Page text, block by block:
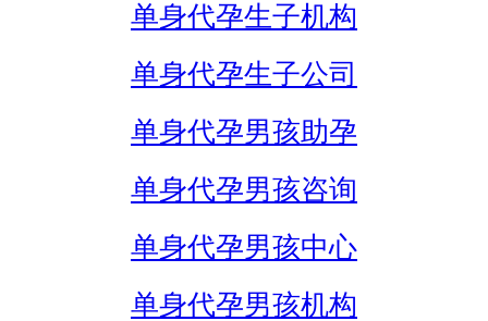
单身代孕生子机构
单身代孕生子公司
单身代孕男孩助孕
单身代孕男孩咨询
单身代孕男孩中心
单身代孕男孩机构